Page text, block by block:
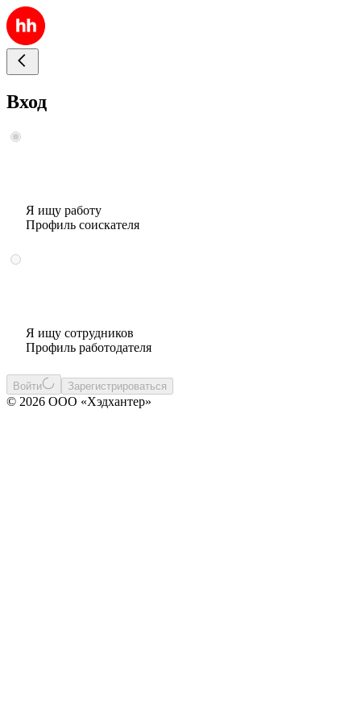
Вход
Я ищу работу
Профиль соискателя
Я ищу сотрудников
Профиль работодателя
Войти Зарегистрироваться
© 2026 ООО «Хэдхантер»